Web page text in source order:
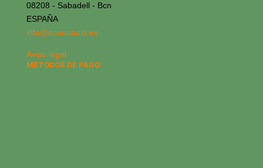
08208 - Sabadell - Bcn
ESPAÑA
info@econaturis.es
Aviso legal
MÉTODOS DE PAGO: